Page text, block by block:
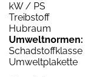
kW / PS
Treibstoff
Hubraum
Umweltnormen:
Schadstoffklasse
Umweltplakette